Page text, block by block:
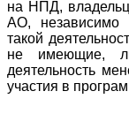
на НПД,
АО, независимо
такой
не имеющие,
деятельность
участия в